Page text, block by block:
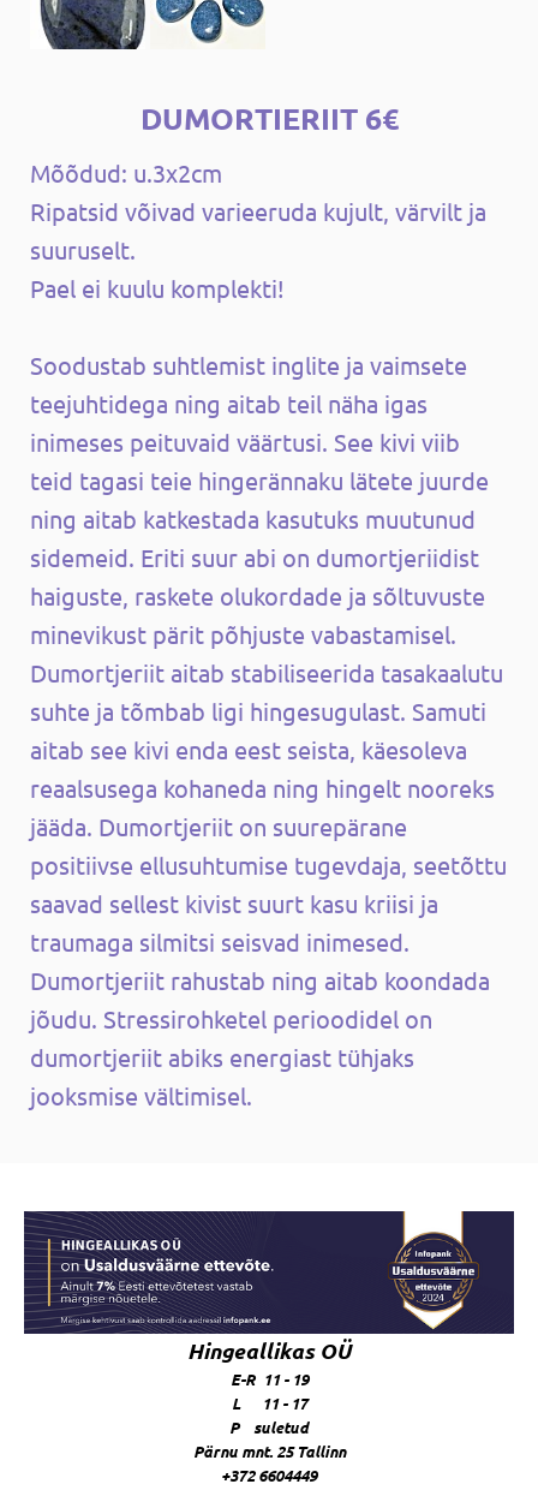
DUMORTIERIIT 6€
Mõõdud: u.3x2cm
Ripatsid võivad varieeruda kujult, värvilt ja
suuruselt.
Pael ei kuulu komplekti!
Soodustab suhtlemist inglite ja vaimsete
teejuhtidega ning aitab teil näha igas
inimeses peituvaid väärtusi. See kivi viib
teid tagasi teie hingerännaku lätete juurde
ning aitab katkestada kasutuks muutunud
sidemeid. Eriti suur abi on dumortjeriidist
haiguste, raskete olukordade ja sõltuvuste
minevikust pärit põhjuste vabastamisel.
Dumortjeriit aitab stabiliseerida tasakaalutu
suhte ja tõmbab ligi hingesugulast. Samuti
aitab see kivi enda eest seista, käesoleva
reaalsusega kohaneda ning hingelt nooreks
jääda. Dumortjeriit on suurepärane
positiivse ellusuhtumise tugevdaja, seetõttu
saavad sellest kivist suurt kasu kriisi ja
traumaga silmitsi seisvad inimesed.
Dumortjeriit rahustab ning aitab koondada
jõudu. Stressirohketel perioodidel on
dumortjeriit abiks energiast tühjaks
jooksmise vältimisel.
Hingeallikas OÜ
E-R 11 - 19
L 11 - 17
P suletud
Pärnu mnt. 25 Tallinn
+372 6604449